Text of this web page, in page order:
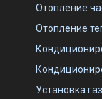
Отопление
Отопление
Установка